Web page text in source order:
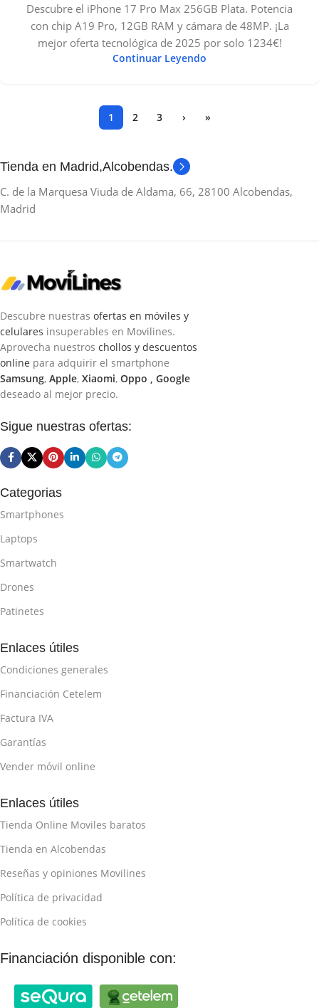
Descubre el iPhone 17 Pro Max 256GB Plata. Potencia
con chip A19 Pro, 12GB RAM y cámara de 48MP. ¡La
mejor oferta tecnológica de 2025 por solo 1234€!
Continuar Leyendo
1 2 3 › »
Tienda en Madrid,Alcobendas.
C. de la Marquesa Viuda de Aldama, 66, 28100 Alcobendas,
Madrid
Descubre nuestras ofertas en móviles y
celulares insuperables en Movilines.
Aprovecha nuestros chollos y descuentos
online para adquirir el smartphone
Samsung, Apple, Xiaomi, Oppo , Google
deseado al mejor precio.
Sigue nuestras ofertas:
Categorias
Smartphones
Laptops
Smartwatch
Drones
Patinetes
Enlaces útiles
Condiciones generales
Financiación Cetelem
Factura IVA
Garantías
Vender móvil online
Enlaces útiles
Tienda Online Moviles baratos
Tienda en Alcobendas
Reseñas y opiniones Movilines
Política de privacidad
Política de cookies
Financiación disponible con: